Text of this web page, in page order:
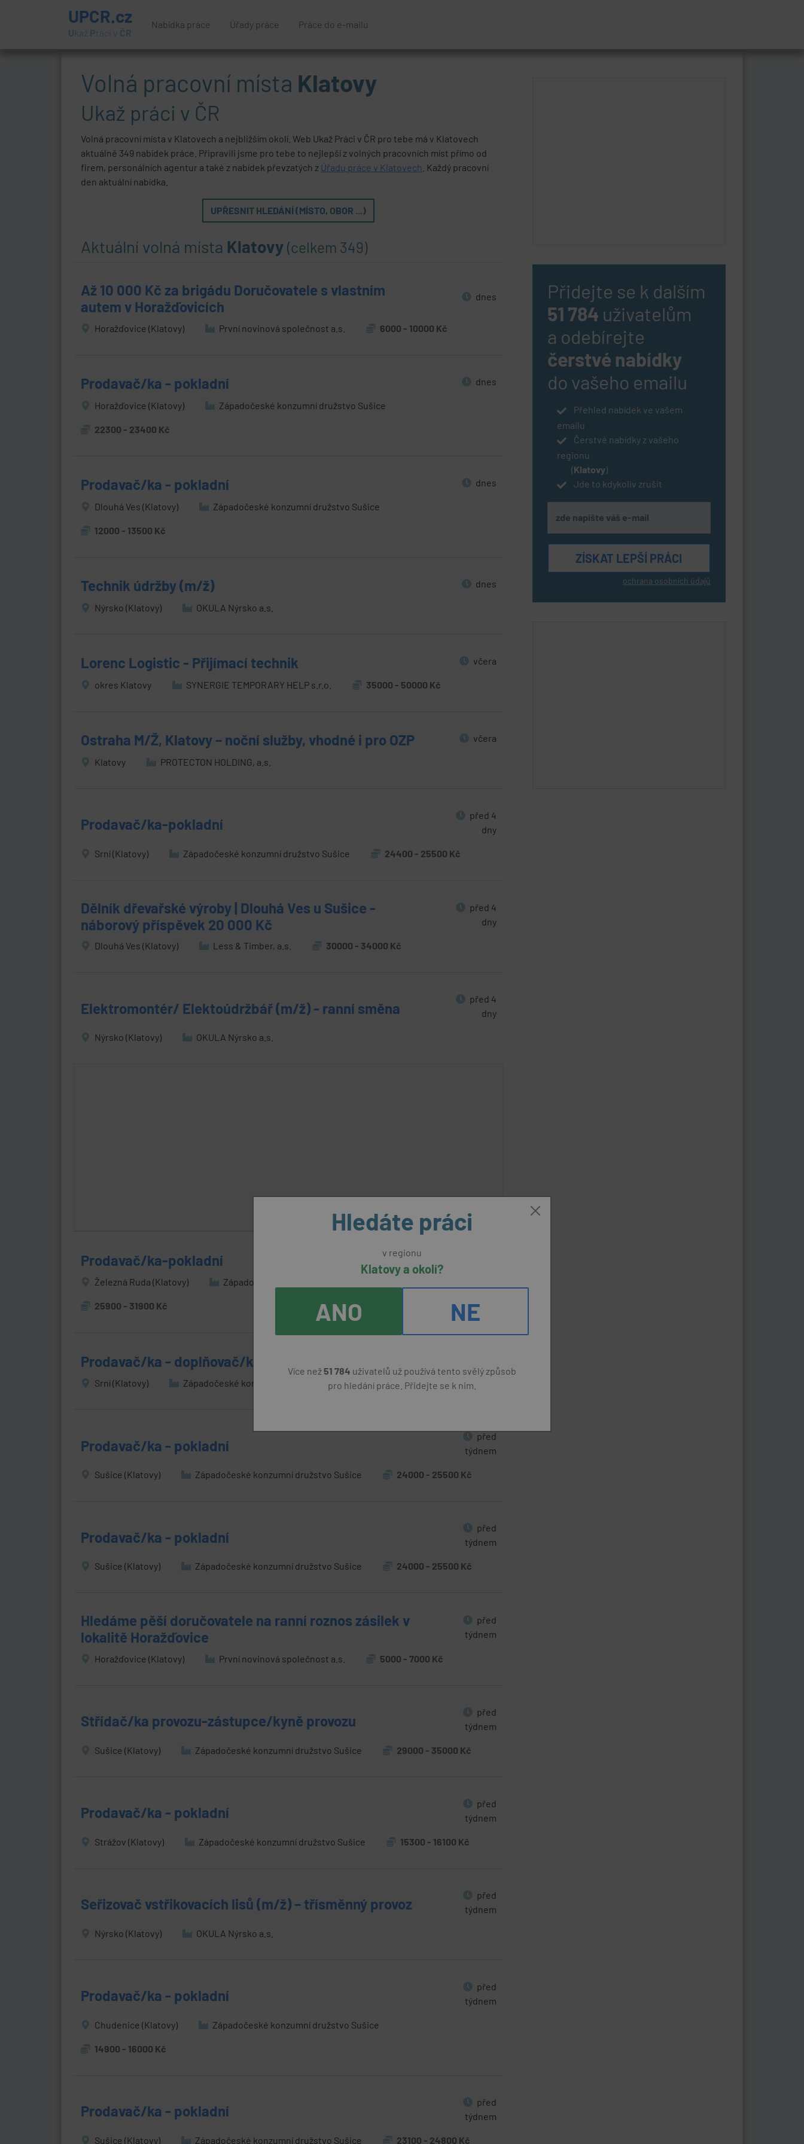
UPCR.cz
U kaž P ráci v ČR
Nabídka práce Úřady práce Práce do e-mailu
Volná pracovní místa Klatovy
Ukaž práci v ČR
Volná pracovní místa v Klatovech a nejbližším okolí. Web Ukaž Práci v ČR pro tebe má v Klatovech
aktuálně 349 nabídek práce. Připravili jsme pro tebe to nejlepší z volných pracovních míst přímo od
firem, personálních agentur a také z nabídek převzatých z Úřadu práce v Klatovech . Každý pracovní
den aktuální nabídka.
UPŘESNIT HLEDÁNÍ (MÍSTO, OBOR ...)
Aktuální volná místa Klatovy (celkem 349)
Až 10 000 Kč za brigádu Doručovatele s vlastním
autem v Horažďovicích
dnes
Horažďovice (Klatovy) První novinová společnost a.s. 6000 - 10000 Kč
Prodavač/ka - pokladní dnes
Horažďovice (Klatovy) Západočeské konzumní družstvo Sušice
22300 - 23400 Kč
Prodavač/ka - pokladní dnes
Dlouhá Ves (Klatovy) Západočeské konzumní družstvo Sušice
12000 - 13500 Kč
Technik údržby (m/ž) dnes
Nýrsko (Klatovy) OKULA Nýrsko a.s.
Lorenc Logistic - Přijímací technik včera
okres Klatovy SYNERGIE TEMPORARY HELP s.r.o. 35000 - 50000 Kč
Ostraha M/Ž, Klatovy – noční služby, vhodné i pro OZP včera
Klatovy PROTECTON HOLDING, a.s.
Prodavač/ka-pokladní
před 4
dny
Srní (Klatovy) Západočeské konzumní družstvo Sušice 24400 - 25500 Kč
Dělník dřevařské výroby | Dlouhá Ves u Sušice -
náborový příspěvek 20 000 Kč
před 4
dny
Dlouhá Ves (Klatovy) Less & Timber, a.s. 30000 - 34000 Kč
Elektromontér/ Elektoúdržbář (m/ž) - ranní směna
před 4
dny
Nýrsko (Klatovy) OKULA Nýrsko a.s.
Prodavač/ka-pokladní
Železná Ruda (Klatovy) Západočeské konzumní družstvo Sušice
25900 - 31900 Kč
Prodavač/ka - doplňovač/ka zboží
Srní (Klatovy) Západočeské konzumní družstvo Sušice 300 Kč
Prodavač/ka - pokladní
před
týdnem
Sušice (Klatovy) Západočeské konzumní družstvo Sušice 24000 - 25500 Kč
Prodavač/ka - pokladní
před
týdnem
Sušice (Klatovy) Západočeské konzumní družstvo Sušice 24000 - 25500 Kč
Hledáme pěší doručovatele na ranní roznos zásilek v
lokalitě Horažďovice
před
týdnem
Horažďovice (Klatovy) První novinová společnost a.s. 5000 - 7000 Kč
Střídač/ka provozu-zástupce/kyně provozu
před
týdnem
Sušice (Klatovy) Západočeské konzumní družstvo Sušice 29000 - 35000 Kč
Prodavač/ka - pokladní
před
týdnem
Strážov (Klatovy) Západočeské konzumní družstvo Sušice 15300 - 16100 Kč
Seřizovač vstřikovacích lisů (m/ž) – třísměnný provoz
před
týdnem
Nýrsko (Klatovy) OKULA Nýrsko a.s.
Prodavač/ka - pokladní
před
týdnem
Chudenice (Klatovy) Západočeské konzumní družstvo Sušice
14900 - 16000 Kč
Prodavač/ka - pokladní
před
týdnem
Sušice (Klatovy) Západočeské konzumní družstvo Sušice 23100 - 24800 Kč
Přidejte se k dalším
51 784 uživatelům
a odebírejte
čerstvé nabídky
do vašeho emailu
Přehled nabídek ve vašem
emailu
Čerstvé nabídky z vašeho
regionu
(Klatovy)
Jde to kdykoliv zrušit
ochrana osobních údajů
Hledáte práci
v regionu
Klatovy a okolí?
ANO NE
Více než 51 784 uživatelů už používá tento svělý způsob
pro hledání práce. Přidejte se k nim.